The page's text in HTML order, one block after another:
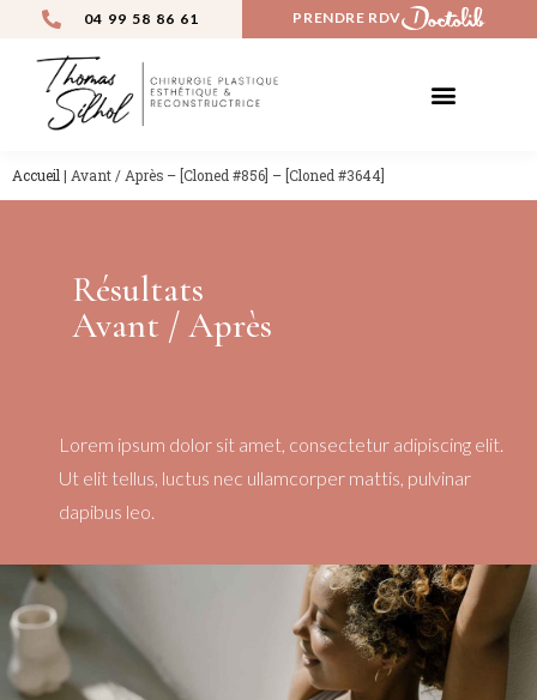
04 99 58 86 61 PRENDRE RDV
Accueil | Avant / Après – [Cloned #856] – [Cloned #3644]
Résultats
Avant / Après
Lorem ipsum dolor sit amet, consectetur adipiscing elit.
Ut elit tellus, luctus nec ullamcorper mattis, pulvinar
dapibus leo.